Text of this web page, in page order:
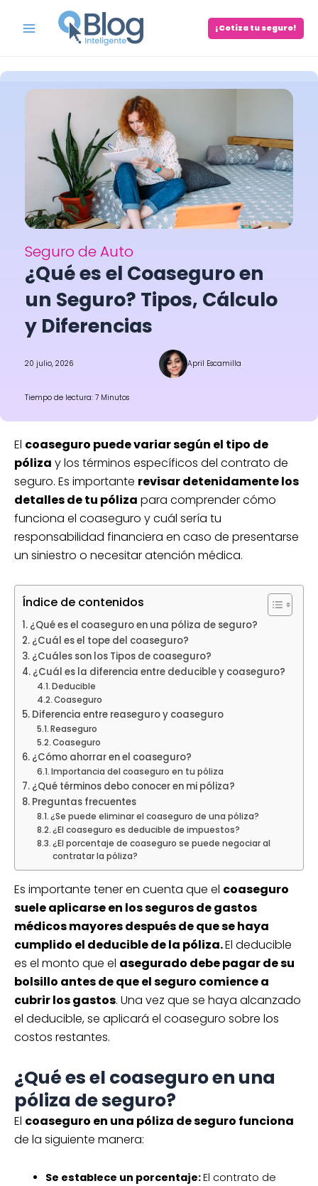
Menu
¡Cotiza tu seguro!
Seguro de Auto
¿Qué es el Coaseguro en
un Seguro? Tipos, Cálculo
y Diferencias
20 julio, 2026 April Escamilla
Tiempo de lectura: 7 Minutos
El coaseguro puede variar según el tipo de
póliza y los términos específicos del contrato de
seguro. Es importante revisar detenidamente los
detalles de tu póliza para comprender cómo
funciona el coaseguro y cuál sería tu
responsabilidad financiera en caso de presentarse
un siniestro o necesitar atención médica.
Índice de contenidos
¿Qué es el coaseguro en una póliza de seguro?
¿Cuál es el tope del coaseguro?
¿Cuáles son los Tipos de coaseguro?
¿Cuál es la diferencia entre deducible y coaseguro?
Deducible
Coaseguro
Diferencia entre reaseguro y coaseguro
Reaseguro
Coaseguro
¿Cómo ahorrar en el coaseguro?
Importancia del coaseguro en tu póliza
¿Qué términos debo conocer en mi póliza?
Preguntas frecuentes
¿Se puede eliminar el coaseguro de una póliza?
¿El coaseguro es deducible de impuestos?
¿El porcentaje de coaseguro se puede negociar al
contratar la póliza?
Es importante tener en cuenta que el coaseguro
suele aplicarse en los seguros de gastos
médicos mayores después de que se haya
cumplido el deducible de la póliza.El deducible
es el monto que el asegurado debe pagar de su
bolsillo antes de que el seguro comience a
cubrir los gastos. Una vez que se haya alcanzado
el deducible, se aplicará el coaseguro sobre los
costos restantes.
¿Qué es el coaseguro en una
póliza de seguro?
El coaseguro en una póliza de seguro funciona
de la siguiente manera:
Se establece un porcentaje:El contrato de